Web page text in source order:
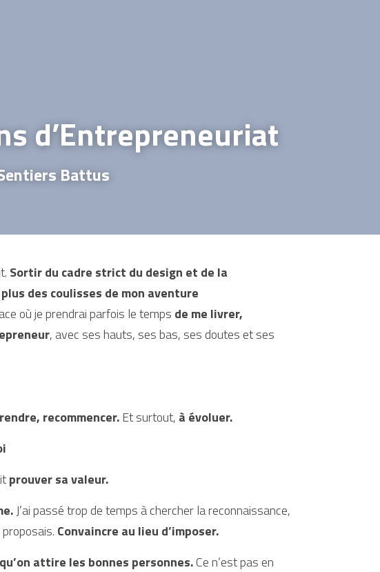
d’Entrepreneuriat
Battus
Sortir du cadre strict du design et de la
des coulisses de mon aventure
où je prendrai parfois le temps de me livrer,
, avec ses hauts, ses bas, ses doutes et ses
recommencer. Et surtout, à évoluer.
prouver sa valeur.
J’ai passé trop de temps à chercher la reconnaissance,
Convaincre au lieu d’imposer.
attire les bonnes personnes. Ce n’est pas en